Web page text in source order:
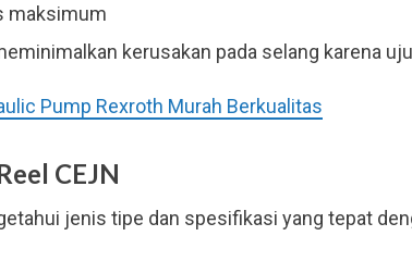
maksimum
kerusakan pada selang karena
Pump Rexroth Murah Berkualitas
CEJN
jenis tipe dan spesifikasi yang tepat